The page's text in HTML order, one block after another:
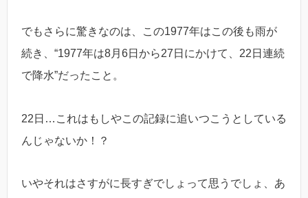
でもさらに驚きなのは、この1977年はこの後も雨が
続き、“1977年は8月6日から27日にかけて、22日連続
で降水”だったこと。
22日…これはもしやこの記録に追いつこうとしている
んじゃないか！？
いやそれはさすがに長すぎでしょって思うでしょ、あ